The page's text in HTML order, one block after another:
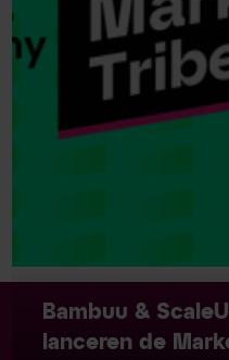
Bambuu &
lanceren de